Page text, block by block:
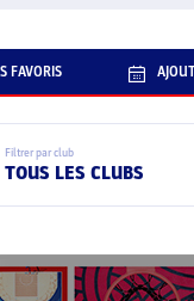
FAVORIS
Filtrer par club
TOUS LES CLUBS